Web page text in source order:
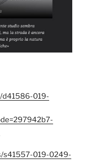
d41586-019-
s41557-019-0249-